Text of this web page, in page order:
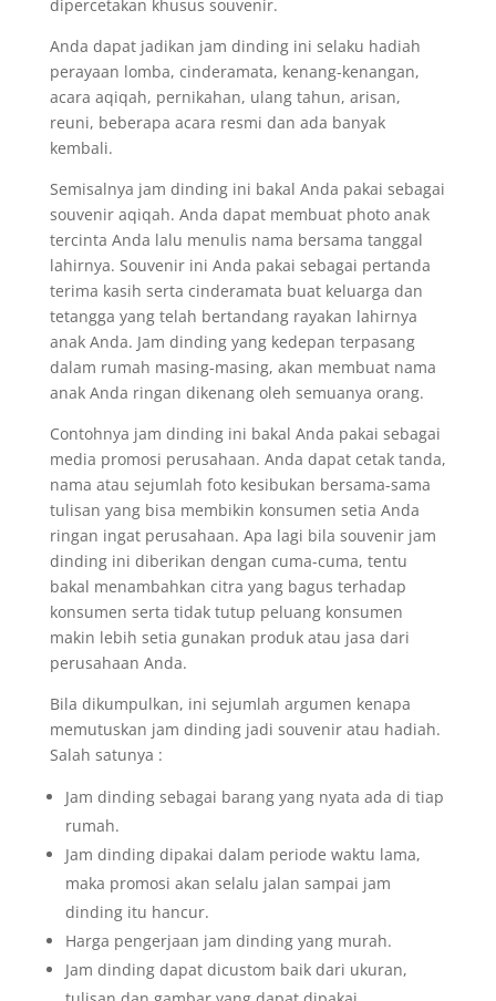
dipercetakan khusus souvenir.
Anda dapat jadikan jam dinding ini selaku hadiah
perayaan lomba, cinderamata, kenang-kenangan,
acara aqiqah, pernikahan, ulang tahun, arisan,
reuni, beberapa acara resmi dan ada banyak
kembali.
Semisalnya jam dinding ini bakal Anda pakai sebagai
souvenir aqiqah. Anda dapat membuat photo anak
tercinta Anda lalu menulis nama bersama tanggal
lahirnya. Souvenir ini Anda pakai sebagai pertanda
terima kasih serta cinderamata buat keluarga dan
tetangga yang telah bertandang rayakan lahirnya
anak Anda. Jam dinding yang kedepan terpasang
dalam rumah masing-masing, akan membuat nama
anak Anda ringan dikenang oleh semuanya orang.
Contohnya jam dinding ini bakal Anda pakai sebagai
media promosi perusahaan. Anda dapat cetak tanda,
nama atau sejumlah foto kesibukan bersama-sama
tulisan yang bisa membikin konsumen setia Anda
ringan ingat perusahaan. Apa lagi bila souvenir jam
dinding ini diberikan dengan cuma-cuma, tentu
bakal menambahkan citra yang bagus terhadap
konsumen serta tidak tutup peluang konsumen
makin lebih setia gunakan produk atau jasa dari
perusahaan Anda.
Bila dikumpulkan, ini sejumlah argumen kenapa
memutuskan jam dinding jadi souvenir atau hadiah.
Salah satunya :
Jam dinding sebagai barang yang nyata ada di tiap
rumah.
Jam dinding dipakai dalam periode waktu lama,
maka promosi akan selalu jalan sampai jam
dinding itu hancur.
Harga pengerjaan jam dinding yang murah.
Jam dinding dapat dicustom baik dari ukuran,